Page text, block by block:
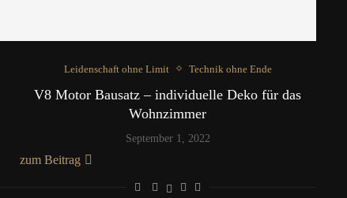
Leidenschaft ohne Limit Technik ohne Ende
V8 Motor Bausatz – individuelle Deko für das
Wohnzimmer
September 1, 2022
zum Beitrag